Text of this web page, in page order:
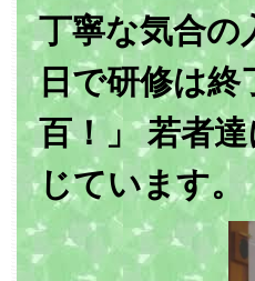
丁寧な気合の
日で研修は終
百！」 若者
じています。